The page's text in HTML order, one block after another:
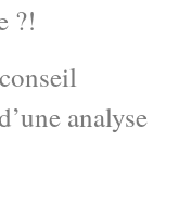
?!
analyse